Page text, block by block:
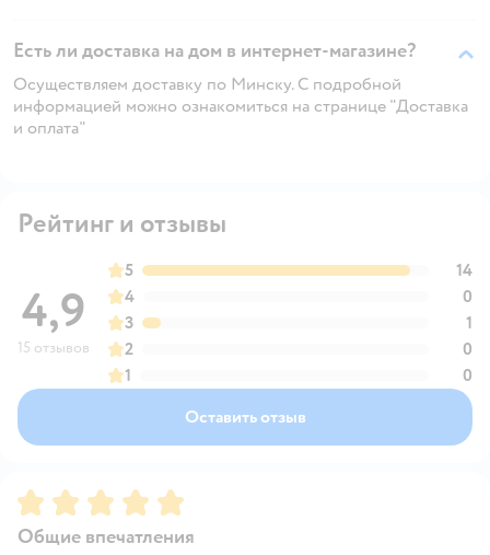
Есть ли доставка на дом в интернет-магазине?
Осуществляем доставку по Минску. С подробной
информацией можно ознакомиться на странице "Доставка
и оплата"
Рейтинг и отзывы
4,9
15 отзывов
5
14
4
0
3
1
2
0
1
0
Оставить отзыв
Рейтинг:5
Общие впечатления